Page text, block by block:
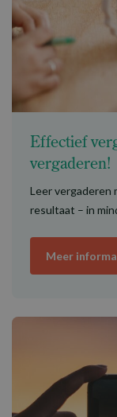
Effectief
vergaderen!
Leer vergaderen
resultaat – in
Meer